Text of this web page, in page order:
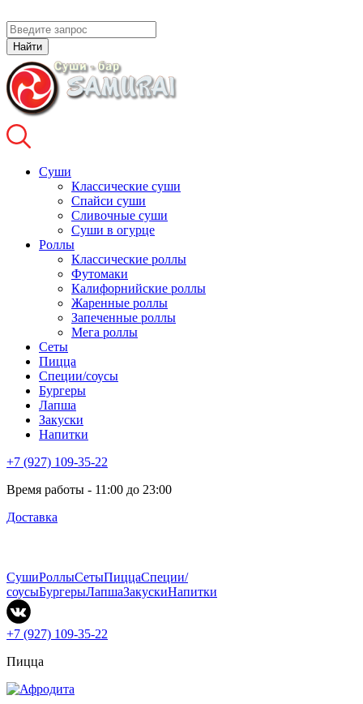
Найти
Суши
Классические суши
Спайси суши
Сливочные суши
Суши в огурце
Роллы
Классические роллы
Футомаки
Калифорнийские роллы
Жаренные роллы
Запеченные роллы
Мега роллы
Сеты
Пицца
Специи/соусы
Бургеры
Лапша
Закуски
Напитки
+7 (927) 109-35-22
Время работы - 11:00 до 23:00
Доставка
СушиРоллыСетыПиццаСпеции/
соусыБургерыЛапшаЗакускиНапитки
+7 (927) 109-35-22
Пицца